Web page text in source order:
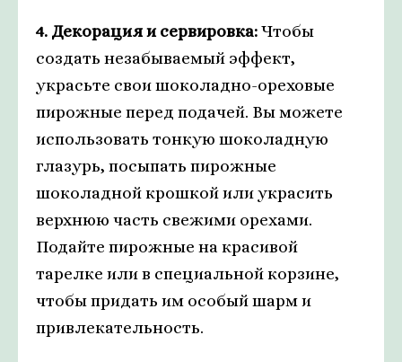
4. Декорация и сервировка:Чтобы
создать незабываемый эффект,
украсьте свои шоколадно-ореховые
пирожные перед подачей. Вы можете
использовать тонкую шоколадную
глазурь, посыпать пирожные
шоколадной крошкой или украсить
верхнюю часть свежими орехами.
Подайте пирожные на красивой
тарелке или в специальной корзине,
чтобы придать им особый шарм и
привлекательность.